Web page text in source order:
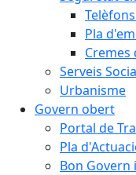
Pla
Cremes
Serveis
Urbanisme
Govern obert
Portal de
Pla
Bon